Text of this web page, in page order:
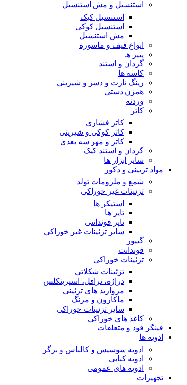
استنسیل و مش استنسیل
استنسیل کیک
استنسیل کوکی
مش استنسیل
انواع قیف و ماسوره
پیپر ها
گردان و استند
کاسه ها
رینگ تارت و دسر و شیرینی
همزن دستی
وردنه
کاتر
کاتر فشاری
کاتر کوکی و شیرینی
کاتر و مهر سه بعدی
گردان و استند کیک
سایر ابزار ها
مواد تزیینی و دکور
شمع و ملزومات تولد
تزئینات غیر خوراکی
استیکر ها
تاپر ها
تاپر فوندانتی
سایر تزئینات غیر خوراکی
گیپور
فوندانت
تزئینات خوراکی
تزئینات شکلاتی
دراژه، ترافل، اسپرینکلس
مروارید های تزئینی
ماکارون و مرنگ
سایر تزئینات خوراکی
کاغذ های خوراکی
فینگر فود و متعلقات
ادویه ها
ادویه سوسیس و کالباس و برگر
ادویه کبابی
ادویه های عمومی
تجهیزات